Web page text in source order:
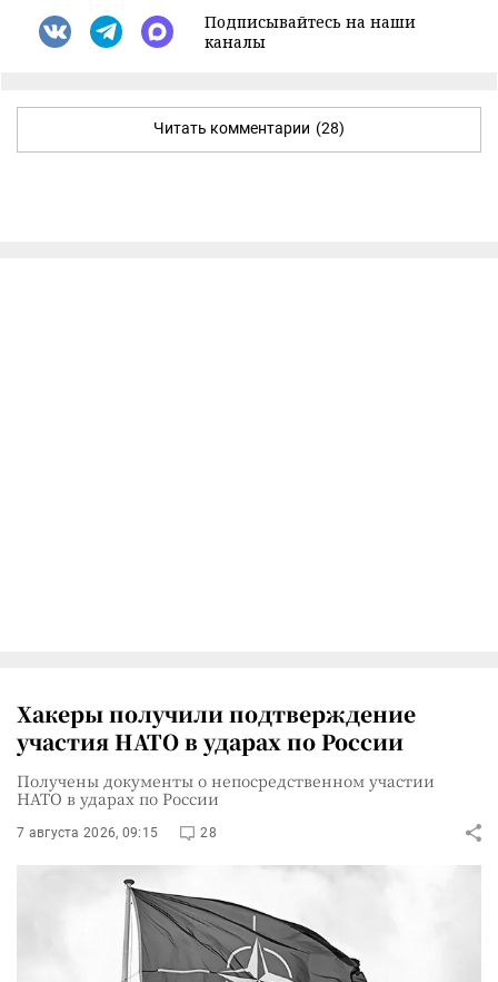
Подписывайтесь на наши
каналы
Читать комментарии (28)
Хакеры получили подтверждение
участия НАТО в ударах по России
Получены документы о непосредственном участии
НАТО в ударах по России
7 августа 2026, 09:15 28